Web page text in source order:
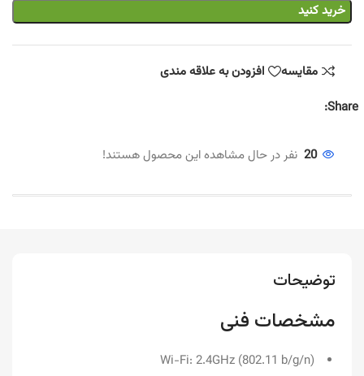
خرید کنید
مقایسه
افزودن به علاقه مندی
Share:
20 نفر در حال مشاهده این محصول هستند!
توضیحات
مشخصات فنی